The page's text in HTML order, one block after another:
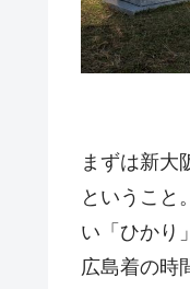
まずは新大
ということ
い「ひかり
広島着の時